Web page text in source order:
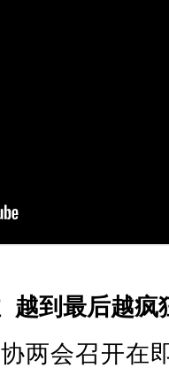
越到最后越疯
两会召开在